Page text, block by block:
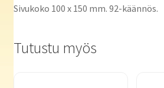
Sivukoko 100 x 150 mm. 92-käännös.
Tutustu myös